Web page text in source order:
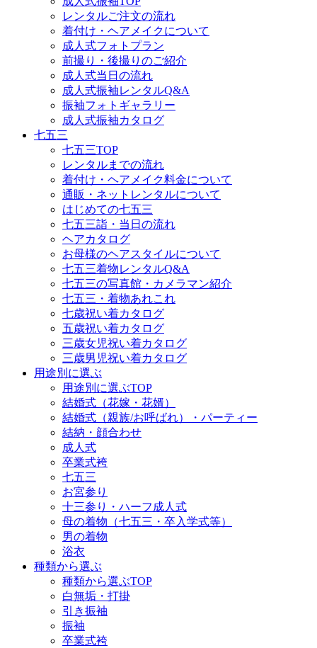
レンタルご注文の流れ
着付け・ヘアメイクについて
成人式フォトプラン
前撮り・後撮りのご紹介
成人式当日の流れ
成人式振袖レンタルQ&A
振袖フォトギャラリー
成人式振袖カタログ
七五三
七五三TOP
レンタルまでの流れ
着付け・ヘアメイク料金について
通販・ネットレンタルについて
はじめての七五三
七五三詣・当日の流れ
ヘアカタログ
お母様のヘアスタイルについて
七五三着物レンタルQ&A
七五三の写真館・カメラマン紹介
七五三・着物あれこれ
七歳祝い着カタログ
五歳祝い着カタログ
三歳女児祝い着カタログ
三歳男児祝い着カタログ
用途別に選ぶ
用途別に選ぶTOP
結婚式（花嫁・花婿）
結婚式（親族/お呼ばれ）・パーティー
結納・顔合わせ
成人式
卒業式袴
七五三
お宮参り
十三参り・ハーフ成人式
母の着物（七五三・卒入学式等）
男の着物
浴衣
種類から選ぶ
種類から選ぶTOP
白無垢・打掛
引き振袖
振袖
卒業式袴